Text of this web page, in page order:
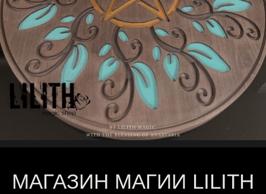
МАГАЗИН МАГИИ LILITH